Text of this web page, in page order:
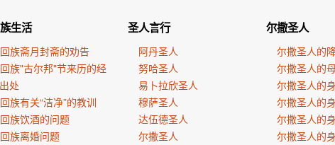
生活
回族斋月封斋的劝告
回族"古尔邦"节来历的经
处
回族有关“洁净”的教训
回族饮酒的问题
回族离婚问题
圣人言行
阿丹圣人
努哈圣人
易卜拉欣圣人
穆萨圣人
达伍德圣人
尔撒圣人
尔撒圣人
尔撒圣人的
尔撒圣人的
尔撒圣人的
尔撒圣人的
尔撒圣人的
尔撒圣人的